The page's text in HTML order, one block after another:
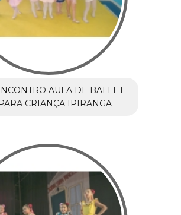
AULA DE BALLET
CRIANÇA IPIRANGA